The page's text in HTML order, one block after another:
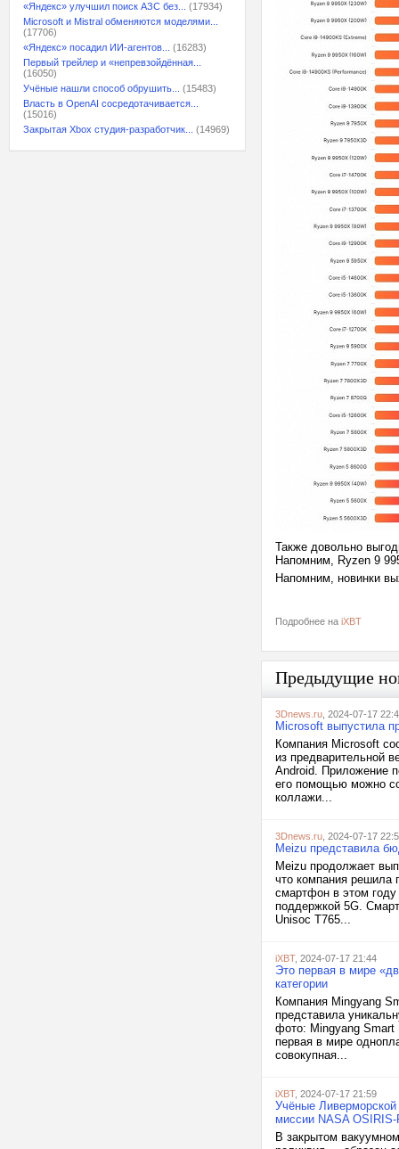
«Яндекс» улучшил поиск АЗС без...
(17934)
Microsoft и Mistral обменяются моделями...
(17706)
«Яндекс» посадил ИИ-агентов...
(16283)
Первый трейлер и «непревзойдённая...
(16050)
Учёные нашли способ обрушить...
(15483)
Власть в OpenAI сосредотачивается...
(15016)
Закрытая Xbox студия-разработчик...
(14969)
Также довольно
Напомним, Ryzen 9
Напомним, новинки
Подробнее на iXBT
Предыдущие
3Dnews.ru , 2024-07-17
Microsoft выпустила
Компания Microsoft
из предварительной
Android. Приложение
его помощью можно
коллажи...
3Dnews.ru , 2024-07-17
Meizu представила
Meizu продолжает
что компания решила
смартфон в этом
поддержкой 5G.
Unisoc T765...
iXBT, 2024-07-17 21:44
Это первая в мире
категории
Компания Mingyang
представила
фото: Mingyang Smart
первая в мире
совокупная...
iXBT, 2024-07-17 21:59
Учёные Ливерморской
миссии NASA OSIRIS-
В закрытом